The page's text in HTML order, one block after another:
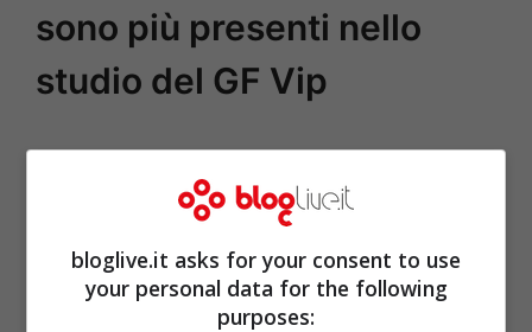
sono più presenti nello
studio del GF Vip
bloglive.it asks for your consent to use
your personal data for the following
purposes: